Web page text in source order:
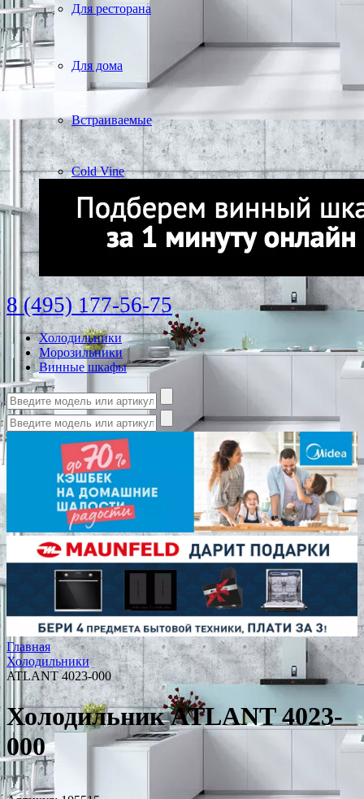
Для ресторана
Для дома
Встраиваемые
Cold Vine
8 (495) 177-56-75
Холодильники
Морозильники
Винные шкафы
Главная
Холодильники
ATLANT 4023-000
Холодильник ATLANT 4023-
000